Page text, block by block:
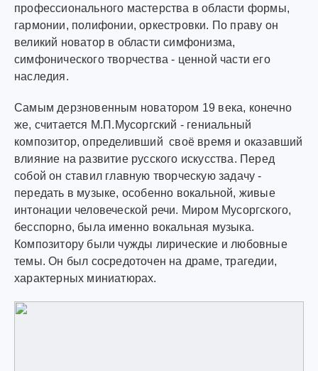
профессионального мастерства в области формы,
гармонии, полифонии, оркестровки. По праву он
великий новатор в области симфонизма,
симфонического творчества - ценной части его
наследия.
Самым дерзновенным новатором 19 века, конечно
же, считается М.П.Мусоргский - гениальный
композитор, определивший своё время и оказавший
влияние на развитие русского искусства. Перед
собой он ставил главную творческую задачу -
передать в музыке, особенно вокальной, живые
интонации человеческой речи. Миром Мусоргского,
бесспорно, была именно вокальная музыка.
Композитору были чужды лирические и любовные
темы. Он был сосредоточен на драме, трагедии,
характерных миниатюрах.